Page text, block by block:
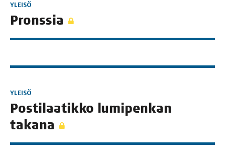
YLEISÖ
Prons­sia
YLEISÖ
Pos­ti­laa­tik­ko lumi­pen­kan
takana